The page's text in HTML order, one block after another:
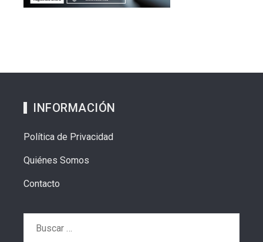
INFORMACIÓN
Política de Privacidad
Quiénes Somos
Contacto